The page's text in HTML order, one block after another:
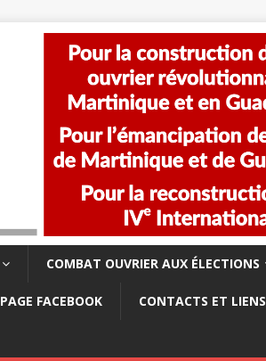
COMBAT OUVRIER AUX ÉLECTIONS
PAGE FACEBOOK CONTACTS ET LIENS